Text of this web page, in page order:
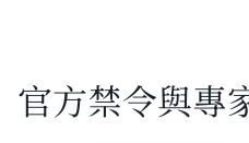
官方禁令與專